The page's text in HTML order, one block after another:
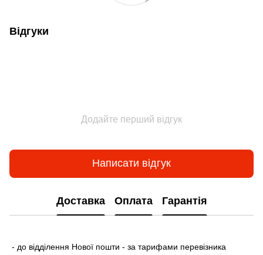
Відгуки
Додайте перший відгук
Написати відгук
Доставка Оплата Гарантія
- до відділення Нової пошти - за тарифами перевізника